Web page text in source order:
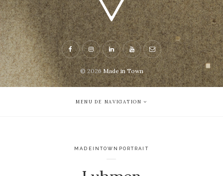
© 2026Made in Town
MENU DE NAVIGATION
MADEINTOWNPORTRAIT